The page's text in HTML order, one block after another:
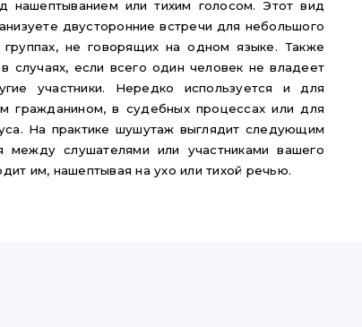
нашептыванием или тихим голосом. Этот вид
двусторонние встречи для небольшого
не говорящих на одном языке. Также
случаях, если всего один человек не владеет
участники. Нередко используется и для
гражданином, в судебных процессах или для
На практике шушутаж выглядит следующим
между слушателями или участниками вашего
им, нашептывая на ухо или тихой речью.